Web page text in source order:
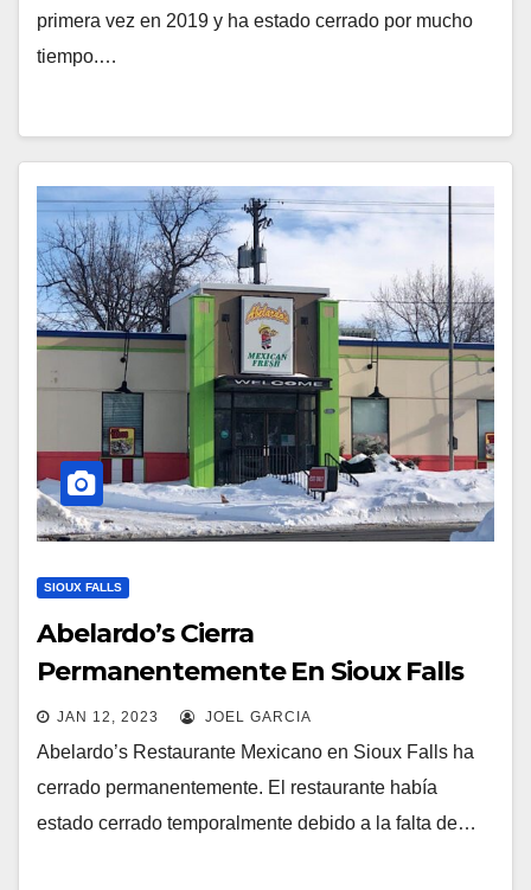
primera vez en 2019 y ha estado cerrado por mucho
tiempo.…
SIOUX FALLS
Abelardo’s Cierra
Permanentemente En Sioux Falls
JAN 12, 2023 JOEL GARCIA
Abelardo’s Restaurante Mexicano en Sioux Falls ha
cerrado permanentemente. El restaurante había
estado cerrado temporalmente debido a la falta de…